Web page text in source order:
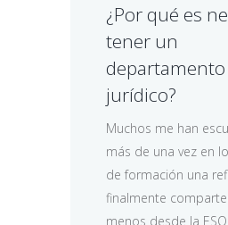
¿Por qué es
tener un
departamento
jurídico?
Muchos me han
más de una vez en
de formación una
finalmente
menos desde la